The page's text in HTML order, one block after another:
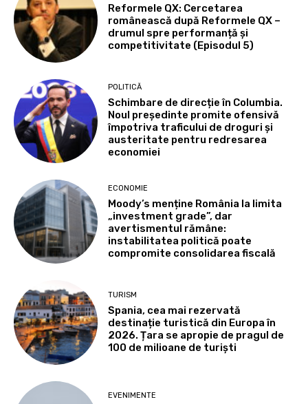
Reformele QX: Cercetarea
românească după Reformele QX –
drumul spre performanță și
competitivitate (Episodul 5)
POLITICĂ
Schimbare de direcție în Columbia.
Noul președinte promite ofensivă
împotriva traficului de droguri și
austeritate pentru redresarea
economiei
ECONOMIE
Moody’s menține România la limita
„investment grade”, dar
avertismentul rămâne:
instabilitatea politică poate
compromite consolidarea fiscală
TURISM
Spania, cea mai rezervată
destinație turistică din Europa în
2026. Țara se apropie de pragul de
100 de milioane de turiști
EVENIMENTE